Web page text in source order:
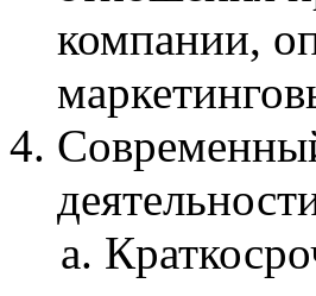
компании,